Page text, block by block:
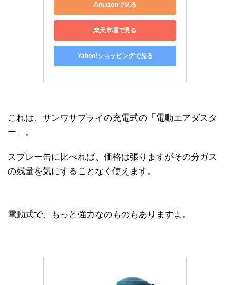
Amazonで見る
楽天市場で見る
Yahoo!ショッピングで見る
これは、サンワサプライの充電式の「電動エアダスタ
ー」。
スプレー缶に比べれば、価格は張りますがその分ガス
の残量を気にすることなく使えます。
電動式で、もっと強力なのものもありますよ。